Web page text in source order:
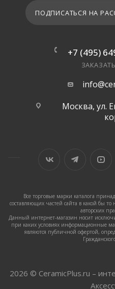
ПОДПИСАТЬСЯ НА
+7 (495)
Москва, ул.
Все торговые марки каталога
составляющих частей сайта в какой бы
авторских
Данный интернет-магазин носит
при каких условиях информационные
являются публичной офертой,
2026 © CeramicPlus.ru –